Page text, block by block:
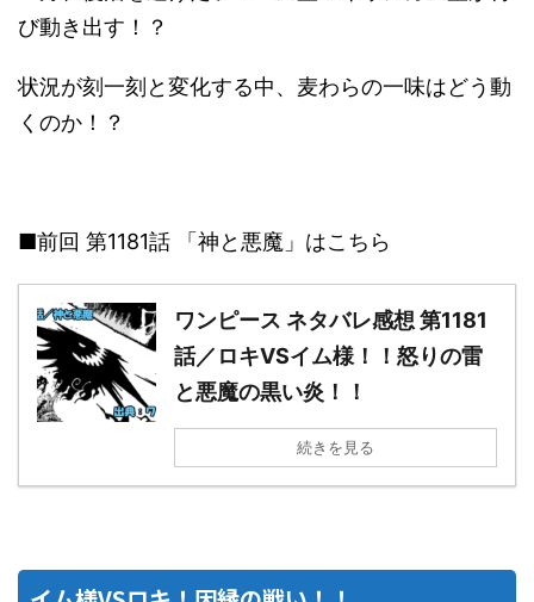
び動き出す！？
状況が刻一刻と変化する中、麦わらの一味はどう動
くのか！？
■前回 第1181話 「神と悪魔」はこちら
ワンピース ネタバレ感想 第1181
話／ロキVSイム様！！怒りの雷
と悪魔の黒い炎！！
続きを見る